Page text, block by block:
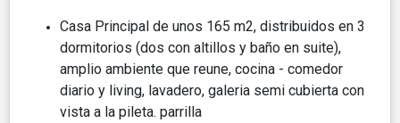
Casa Principal de unos 165 m2, distribuidos en 3
dormitorios (dos con altillos y baño en suite),
amplio ambiente que reune, cocina - comedor
diario y living, lavadero, galeria semi cubierta con
vista a la pileta. parrilla